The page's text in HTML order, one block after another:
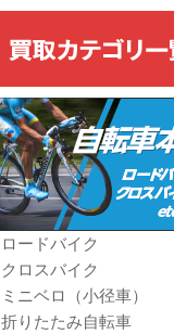
ロードバイク
クロスバイク
ミニベロ（小径車）
折りたたみ自転車